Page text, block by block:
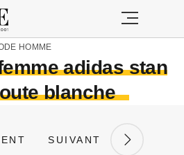
HOMME
adidas stan
blanche
SUIVANT